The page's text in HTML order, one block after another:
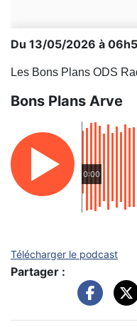
Du 13/05/2026 à
Les Bons Plans ODS
Bons Plans Arve
0:00
Télécharger le podcast
Partager :